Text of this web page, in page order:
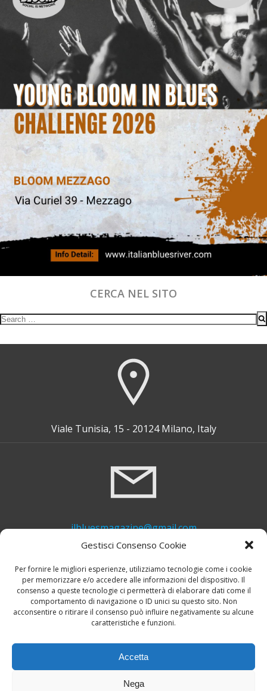
Gestisci Consenso Cookie
Per fornire le migliori esperienze, utilizziamo tecnologie come i cookie
per memorizzare e/o accedere alle informazioni del dispositivo. Il
consenso a queste tecnologie ci permetterà di elaborare dati come il
comportamento di navigazione o ID unici su questo sito. Non
acconsentire o ritirare il consenso può influire negativamente su alcune
caratteristiche e funzioni.
Accetta
Nega
CERCA NEL SITO
Search
Viale Tunisia, 15 - 20124 Milano, Italy
ilbluesmagazine@gmail.com
+39 339 748 6635